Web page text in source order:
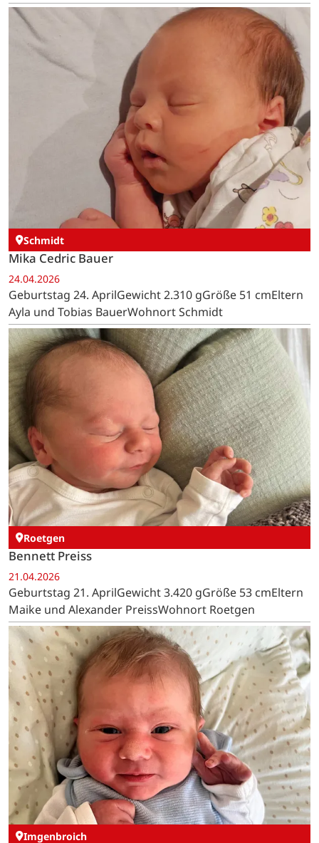
Schmidt
Mika Cedric Bauer
24.04.2026
Geburtstag 24. AprilGewicht 2.310 gGröße 51 cmEltern
Ayla und Tobias BauerWohnort Schmidt
Roetgen
Bennett Preiss
21.04.2026
Geburtstag 21. AprilGewicht 3.420 gGröße 53 cmEltern
Maike und Alexander PreissWohnort Roetgen
Imgenbroich